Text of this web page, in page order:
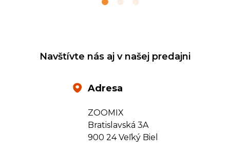
Navštívte nás aj v našej predajni
Adresa
ZOOMIX
Bratislavská 3A
900 24 Veľký Biel